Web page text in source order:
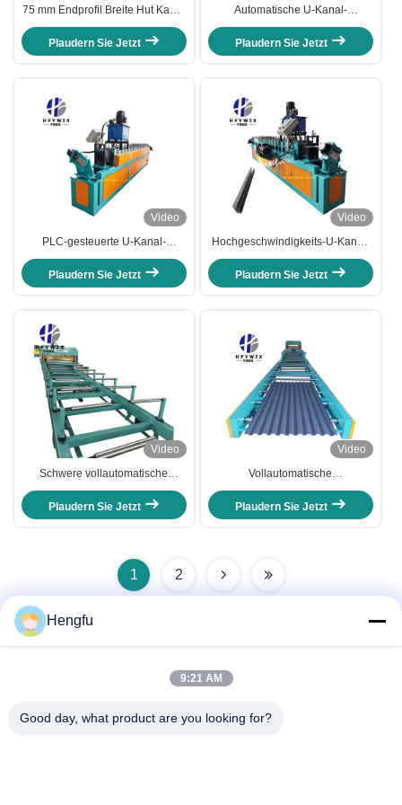
75 mm Endprofil Breite Hut Kanal
Roll Formmaschine mit
hydraulischen Stop-to-Cut und
verstellbare Geschwindigkeit 0-
Plaudern Sie Jetzt
Automatische U-Kanal-
Rollformmaschine mit 16-reihiger
Stanzwalze, SPS-Touchscreen-
Steuerung und hydraulischer
Plaudern Sie Jetzt
Video
PLC-gesteuerte U-Kanal-
Rollformmaschine mit 16 Reihen
Stanzrolle und hydraulischer
Doppelblätterschere
Plaudern Sie Jetzt
Video
Hochgeschwindigkeits-U-Kanal-
Kaltrollenformmaschine mit PLC-
Touch-Bildschirmsteuerung und
hydraulischem Doppelblattschnitt
Plaudern Sie Jetzt
Video
Schwere vollautomatische
Palettiermaschine mit hoher
Präzision und kompaktem Design
für die Fabrikautomatisierung
Plaudern Sie Jetzt
Video
Vollautomatische
Palettiermaschine mit
Hochgeschwindigkeitsbetrieb,
robuster Konstruktion und
Plaudern Sie Jetzt
1 2
PUZI DORF, NANXIAKOU GEMEINDE, DONGGUANG
Hengfu
9:21 AM
Good day, what product are you looking for?